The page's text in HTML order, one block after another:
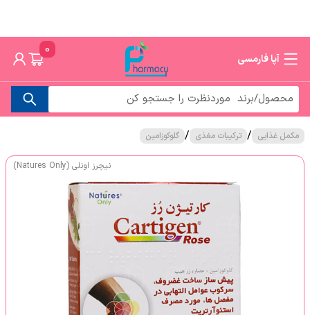
آپا فارمسی
0
مکمل غذایی / ترکیبات مغذی / گلوکوزامین
نیچرز اونلی (Natures Only)